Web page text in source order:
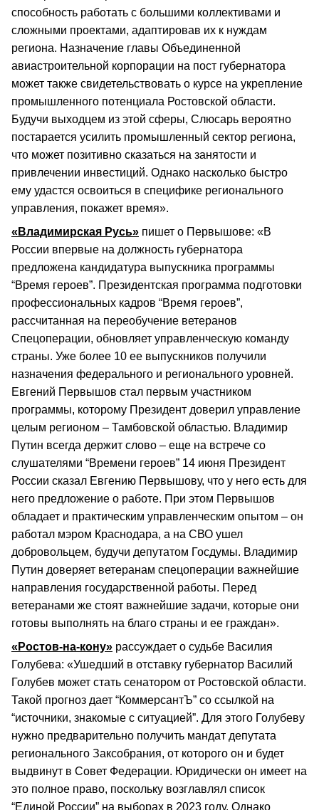
способность работать с большими коллективами и
сложными проектами, адаптировав их к нуждам
региона. Назначение главы Объединенной
авиастроительной корпорации на пост губернатора
может также свидетельствовать о курсе на укрепление
промышленного потенциала Ростовской области.
Будучи выходцем из этой сферы, Слюсарь вероятно
постарается усилить промышленный сектор региона,
что может позитивно сказаться на занятости и
привлечении инвестиций. Однако насколько быстро
ему удастся освоиться в специфике регионального
управления, покажет время».
«Владимирская Русь» пишет о Первышове: «В
России впервые на должность губернатора
предложена кандидатура выпускника программы
“Время героев”. Президентская программа подготовки
профессиональных кадров “Время героев”,
рассчитанная на переобучение ветеранов
Спецоперации, обновляет управленческую команду
страны. Уже более 10 ее выпускников получили
назначения федерального и регионального уровней.
Евгений Первышов стал первым участником
программы, которому Президент доверил управление
целым регионом – Тамбовской областью. Владимир
Путин всегда держит слово – еще на встрече со
слушателями “Времени героев” 14 июня Президент
России сказал Евгению Первышову, что у него есть для
него предложение о работе. При этом Первышов
обладает и практическим управленческим опытом – он
работал мэром Краснодара, а на СВО ушел
добровольцем, будучи депутатом Госдумы. Владимир
Путин доверяет ветеранам спецоперации важнейшие
направления государственной работы. Перед
ветеранами же стоят важнейшие задачи, которые они
готовы выполнять на благо страны и ее граждан».
«Ростов-на-кону» рассуждает о судьбе Василия
Голубева: «Ушедший в отставку губернатор Василий
Голубев может стать сенатором от Ростовской области.
Такой прогноз дает “КоммерсантЪ” со ссылкой на
“источники, знакомые с ситуацией”. Для этого Голубеву
нужно предварительно получить мандат депутата
регионального Заксобрания, от которого он и будет
выдвинут в Совет Федерации. Юридически он имеет на
это полное право, поскольку возглавлял список
“Единой России” на выборах в 2023 году. Однако